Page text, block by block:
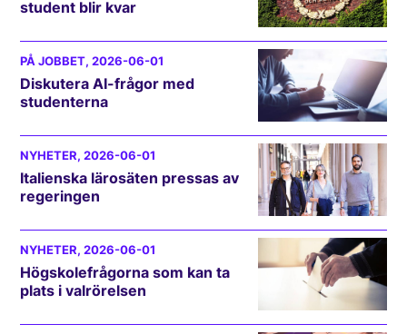
student blir kvar
PÅ JOBBET, 2026-06-01
Diskutera AI-frågor med
studenterna
NYHETER, 2026-06-01
Italienska lärosäten pressas av
regeringen
NYHETER, 2026-06-01
Högskolefrågorna som kan ta
plats i valrörelsen